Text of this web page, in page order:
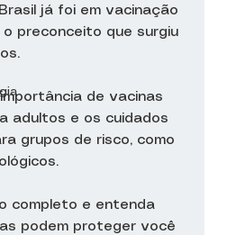
já foi em vacinação
preconceito que surgiu
de vacinas
adultos e os cuidados
grupos de risco, como
completo e entenda
podem proteger você